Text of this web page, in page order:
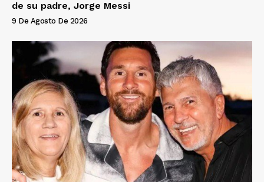
de su padre, Jorge Messi
9 De Agosto De 2026